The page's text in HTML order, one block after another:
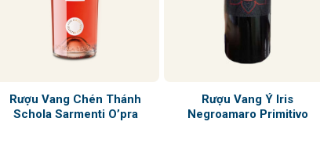
Rượu Vang Chén Thánh
Schola Sarmenti O’pra
Rượu Vang Ý Iris
Negroamaro Primitivo